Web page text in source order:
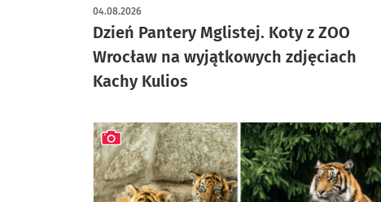
Dzień Pantery Mglistej. Koty z ZOO
Wrocław na wyjątkowych zdjęciach
Kachy Kulios
04.08.2026
artykuł z galerią zdjęć